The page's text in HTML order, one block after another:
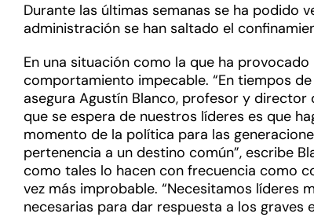
Durante las últimas semanas se ha podido
administración se han saltado el
En una situación como la que ha
comportamiento impecable. “En tiempos
asegura Agustín Blanco, profesor y
que se espera de nuestros líderes es que
momento de la política para las
pertenencia a un destino común”, escribe
como tales lo hacen con frecuencia como
vez más improbable. “Necesitamos líderes
necesarias para dar respuesta a los graves